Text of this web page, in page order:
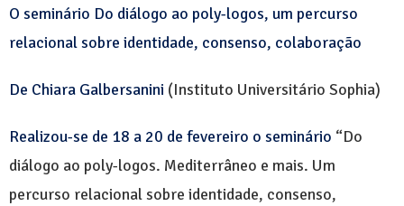
O seminário Do diálogo ao poly-logos, um percurso
relacional sobre identidade, consenso, colaboração
De Chiara Galbersanini (Instituto Universitário Sophia)
Realizou-se de 18 a 20 de fevereiro o seminário “Do
diálogo ao poly-logos. Mediterrâneo e mais. Um
percurso relacional sobre identidade, consenso,